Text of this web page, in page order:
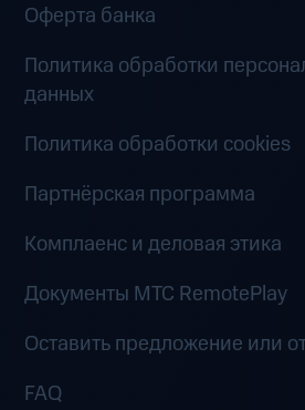
Оферта банка
Политика обработки
данных
Политика обработки cookies
Партнёрская программа
Комплаенс и деловая этика
Документы MTC RemotePlay
Оставить предложение или
FAQ